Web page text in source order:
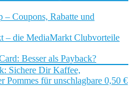
– Coupons, Rabatte und
– die MediaMarkt Clubvorteile
Besser als Payback?
Sichere Dir Kaffee,
Pommes für unschlagbare 0,50 €